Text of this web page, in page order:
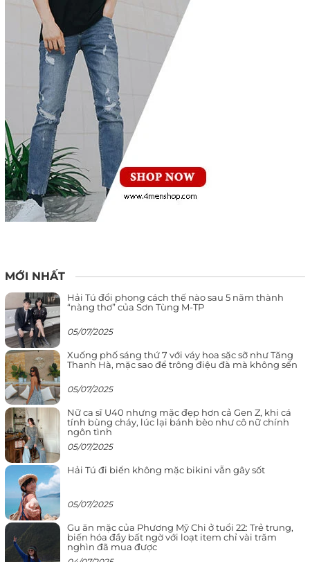
MỚI NHẤT
Hải Tú đổi phong cách thế nào sau 5 năm thành
“nàng thơ” của Sơn Tùng M-TP
05/07/2025
Xuống phố sáng thứ 7 với váy hoa sặc sỡ như Tăng
Thanh Hà, mặc sao để trông điệu đà mà không sến
05/07/2025
Nữ ca sĩ U40 nhưng mặc đẹp hơn cả Gen Z, khi cá
tính bùng cháy, lúc lại bánh bèo như cô nữ chính
ngôn tình
05/07/2025
Hải Tú đi biển không mặc bikini vẫn gây sốt
05/07/2025
Gu ăn mặc của Phương Mỹ Chi ở tuổi 22: Trẻ trung,
biến hóa đầy bất ngờ với loạt item chỉ vài trăm
nghìn đã mua được